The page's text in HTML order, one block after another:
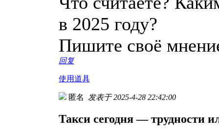
в 2025 году?
Пишите своё
回复
使用道具
匿名 发表于 2025-4-28 22:42:00
Такси сегодня — трудности